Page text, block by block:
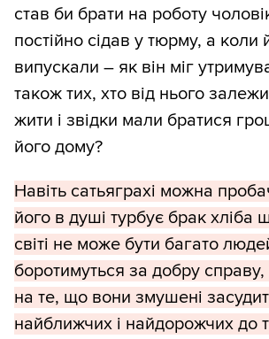
став би брати на роботу
постійно сідав у тюрму, а коли
випускали – як він міг
також тих, хто від нього
жити і звідки мали братися
його дому?
Навіть сатьяграхі можна
його в душі турбує брак хліба
світі не може бути багато
боротимуться за добру
на те, що вони змушені
найближчих і найдорожчих до